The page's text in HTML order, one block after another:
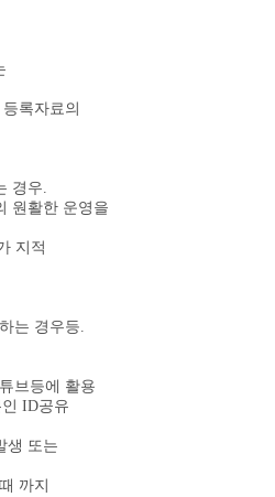
록자료의
경우.
원활한 운영을
지적
는 경우등.
브등에 활용
ID공유
또는
까지